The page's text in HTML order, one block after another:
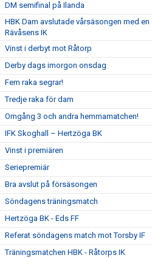
DM semifinal på Ilanda
HBK Dam avslutade vårsäsongen med
Rävåsens IK
Vinst i derbyt mot Råtorp
Derby dags imorgon onsdag
Fem raka segrar!
Tredje raka för dam
Omgång 3 och andra hemmamatchen!
IFK Skoghall – Hertzöga BK
Vinst i premiären
Seriepremiär
Bra avslut på försäsongen
Söndagens träningsmatch
Hertzöga BK - Eds FF
Referat söndagens match mot Torsby IF
Träningsmatchen HBK - Råtorps IK